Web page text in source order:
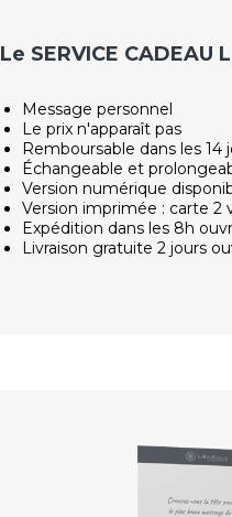
Le SERVICE
Message personnel
Le prix n'apparaît pas
Remboursable dans les 14
Échangeable et
Version numérique
Version imprimée : carte
Expédition dans les 8h
Livraison gratuite 2 jours